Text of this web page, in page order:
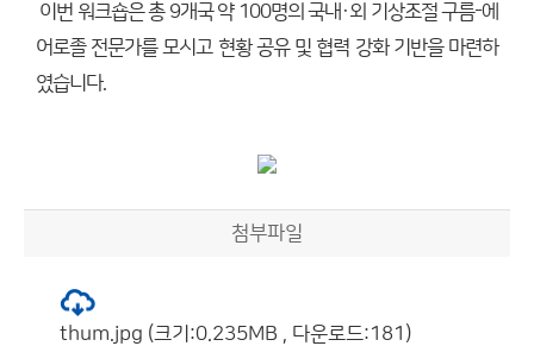
이번 워크숍은 총 9개국 약 100명의 국내·외 기상조절 구름-에
어로졸 전문가를 모시고 현황 공유 및 협력 강화 기반을 마련하
였습니다.
첨부파일
thum.jpg (크기:0.235MB , 다운로드:181)